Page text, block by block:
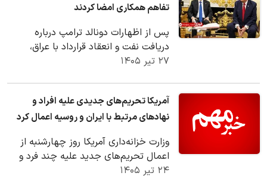
تفاهم همکاری امضا کردند
پس از اظهارات دونالد ترامپ درباره
دریافت نفت و انعقاد قرارداد با عراق،
چندین توافق میان شرکت‌های آمریکایی و
۲۷ تیر ۱۴۰۵
آمریکا تحریم‌های جدیدی علیه افراد و
نهادهای مرتبط با ایران و روسیه اعمال کرد
وزارت خزانه‌داری آمریکا روز چهارشنبه از
اعمال تحریم‌های جدید علیه چند فرد و
نهاد مرتبط با ایران و روسیه خبر داد.
۲۴ تیر ۱۴۰۵